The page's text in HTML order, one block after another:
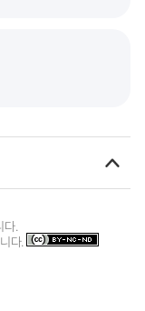
다.
다.